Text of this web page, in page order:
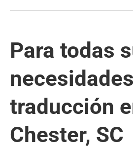
Para todas
traducción
Chester, SC